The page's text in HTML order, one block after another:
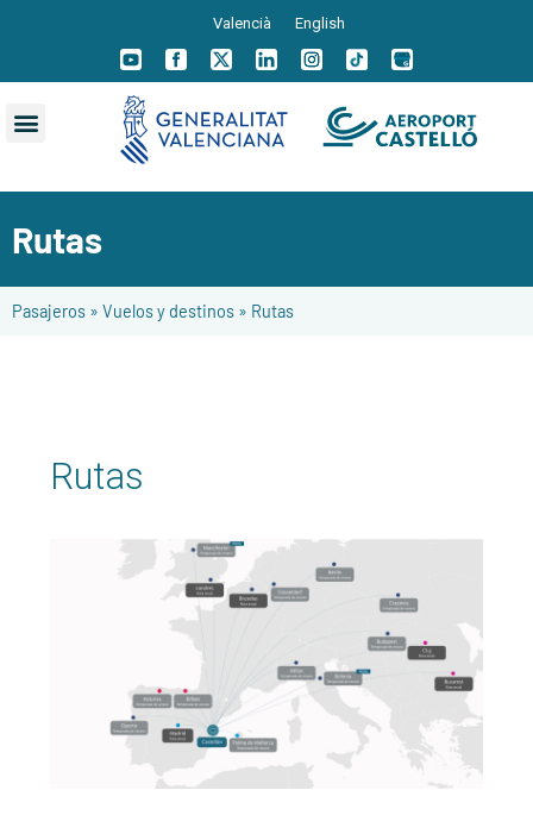
Valencià English
Rutas
Pasajeros » Vuelos y destinos » Rutas
Rutas